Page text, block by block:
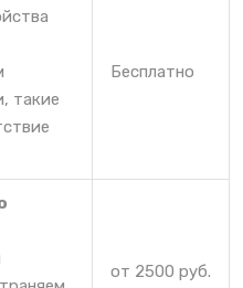
такие
Бесплатно
от 2500 руб.